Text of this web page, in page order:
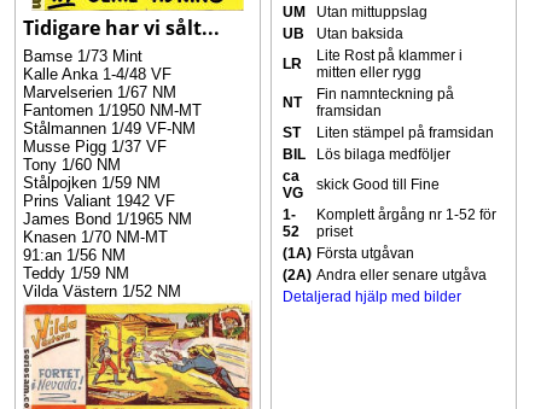
Tidigare har vi sålt...
Bamse 1/73 Mint
Kalle Anka 1-4/48 VF
Marvelserien 1/67 NM
Fantomen 1/1950 NM-MT
Stålmannen 1/49 VF-NM
Musse Pigg 1/37 VF
Tony 1/60 NM
Stålpojken 1/59 NM
Prins Valiant 1942 VF
James Bond 1/1965 NM
Knasen 1/70 NM-MT
91:an 1/56 NM
Teddy 1/59 NM
Vilda Västern 1/52 NM
UM
Utan mittuppslag
UB
Utan baksida
LR
Lite Rost på klammer i
mitten eller rygg
NT
Fin namnteckning på
framsidan
ST
Liten stämpel på framsidan
BIL
Lös bilaga medföljer
ca
VG
skick Good till Fine
1-
52
Komplett årgång nr 1-52 för
priset
(1A) Första utgåvan
(2A) Andra eller senare utgåva
Detaljerad hjälp med bilder